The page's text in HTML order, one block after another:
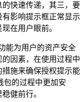
快速传递，其三，要
影响提示框正常显示
在用户眼前。
能为用户的资产安全
因素，在使用过程中
施来确保授权提示能
包的过程中更加安
健前行。